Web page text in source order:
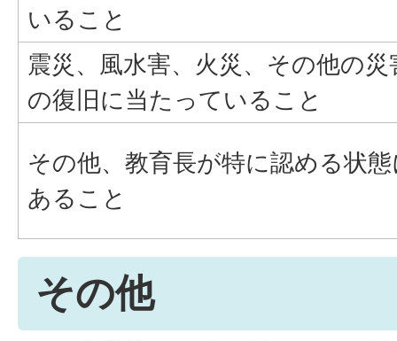
いること
震災、風水害、火災、その他の災
の復旧に当たっていること
その他、教育長が特に認める状
あること
その他